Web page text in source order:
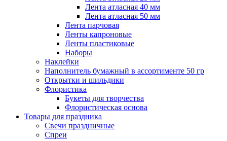
Лента атласная 40 мм
Лента атласная 50 мм
Лента парчовая
Ленты капроновые
Ленты пластиковые
Наборы
Наклейки
Наполнитель бумажный в ассортименте 50 гр
Открытки и шильдики
Флористика
Букеты для творчества
Флористическая основа
Товары для праздника
Свечи праздничные
Спреи